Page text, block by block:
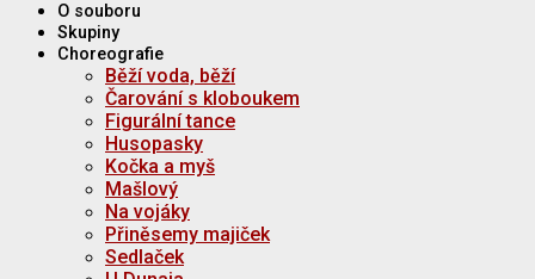
O souboru
Skupiny
Choreografie
Běží voda, běží
Čarování s kloboukem
Figurální tance
Husopasky
Kočka a myš
Mašlový
Na vojáky
Přiněsemy majiček
Sedlaček